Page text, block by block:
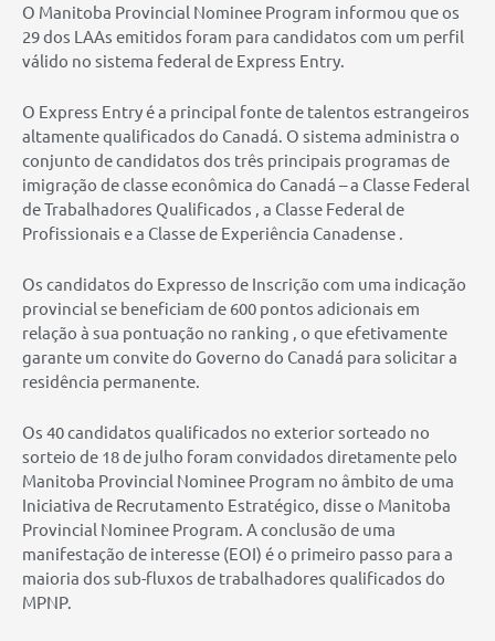
O Manitoba Provincial Nominee Program informou que os
29 dos LAAs emitidos foram para candidatos com um perfil
válido no sistema federal de Express Entry.
O Express Entry é a principal fonte de talentos estrangeiros
altamente qualificados do Canadá. O sistema administra o
conjunto de candidatos dos três principais programas de
imigração de classe econômica do Canadá – a Classe Federal
de Trabalhadores Qualificados , a Classe Federal de
Profissionais e a Classe de Experiência Canadense .
Os candidatos do Expresso de Inscrição com uma indicação
provincial se beneficiam de 600 pontos adicionais em
relação à sua pontuação no ranking , o que efetivamente
garante um convite do Governo do Canadá para solicitar a
residência permanente.
Os 40 candidatos qualificados no exterior sorteado no
sorteio de 18 de julho foram convidados diretamente pelo
Manitoba Provincial Nominee Program no âmbito de uma
Iniciativa de Recrutamento Estratégico, disse o Manitoba
Provincial Nominee Program. A conclusão de uma
manifestação de interesse (EOI) é o primeiro passo para a
maioria dos sub-fluxos de trabalhadores qualificados do
MPNP.